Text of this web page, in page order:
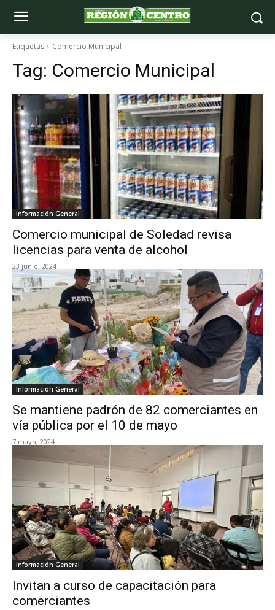
Etiquetas Comercio Municipal
Tag: Comercio Municipal
Información General
Comercio municipal de Soledad revisa
licencias para venta de alcohol
23 junio, 2024
Información General
Se mantiene padrón de 82 comerciantes en
vía pública por el 10 de mayo
7 mayo, 2024
Información General
Invitan a curso de capacitación para
comerciantes